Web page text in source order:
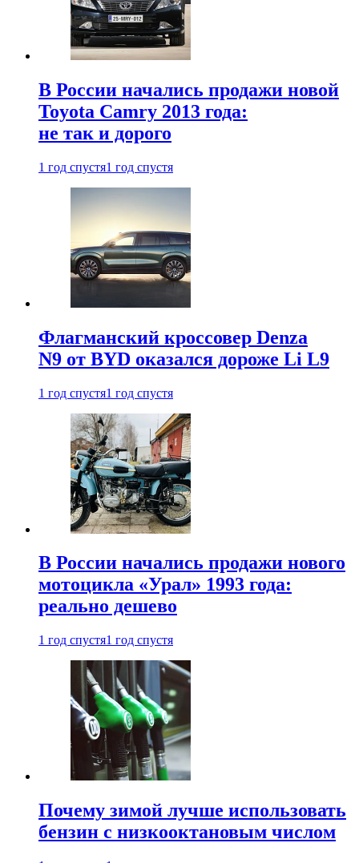
В России начались продажи новой
Toyota Camry 2013 года:
не так и дорого
1 год спустя1 год спустя
Флагманский кроссовер Denza
N9 от BYD оказался дороже Li L9
1 год спустя1 год спустя
В России начались продажи нового
мотоцикла «Урал» 1993 года:
реально дешево
1 год спустя1 год спустя
Почему зимой лучше использовать
бензин с низкооктановым числом